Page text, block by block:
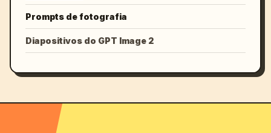
Prompts de fotografia
Diapositivos do GPT Image 2